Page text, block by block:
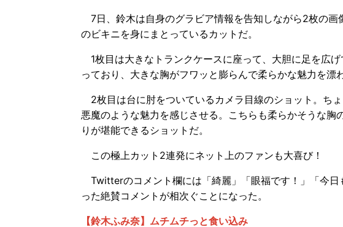
7日、鈴木は自身のグラビア情報を告知しながら2枚の画
のビキニを身にまとっているカットだ。
1枚目は大きなトランクケースに座って、大胆に足を広
っており、大きな胸がフワッと膨らんで柔らかな魅力を漂
2枚目は台に肘をついているカメラ目線のショット。ち
悪魔のような魅力を感じさせる。こちらも柔らかそうな
りが堪能できるショットだ。
この極上カット2連発にネット上のファンも大喜び！
Twitterのコメント欄には「綺麗」「眼福です！」「今
った絶賛コメントが相次ぐことになった。
【鈴木ふみ奈】ムチムチっと食い込み